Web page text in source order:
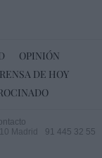
OPINIÓN
DE HOY
Madrid
91 445 32 55